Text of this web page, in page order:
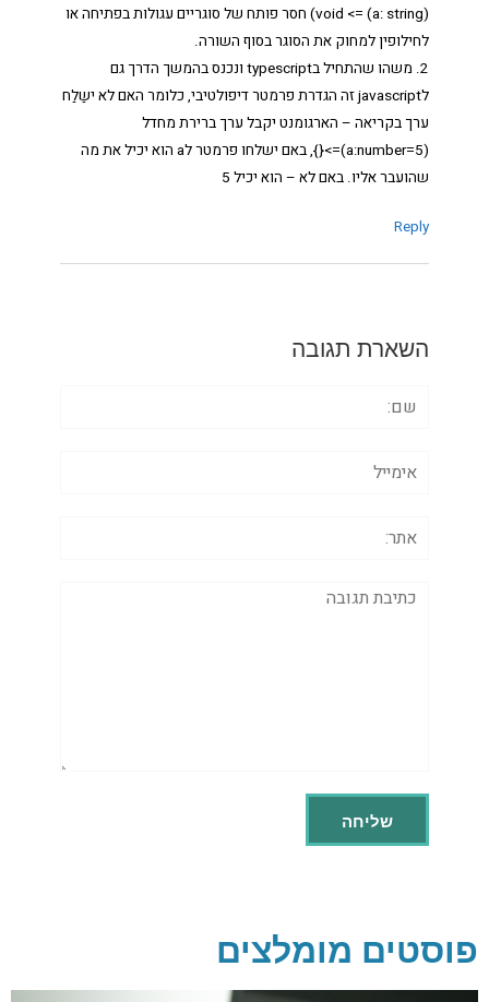
(a: string) => void) חסר פותח של סוגריים עגולות בפתיחה או
לחילופין למחוק את הסוגר בסוף השורה.
2. משהו שהתחיל בtypescript ונכנס בהמשך הדרך גם
לjavascript זה הגדרת פרמטר דיפולטיבי, כלומר האם לא ישַלַח
ערך בקריאה – הארגומנט יקבל ערך ברירת מחדל
(a:number=5)=>{}, באם ישלחו פרמטר לa הוא יכיל את מה
שהועבר אליו. באם לא – הוא יכיל 5
Reply
השארת תגובה
תגובה
פוסטים מומלצים